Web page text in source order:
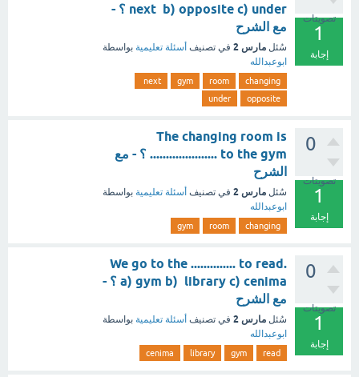
تصويتات
1
إجابة
next b) opposite c) under ؟ -
مع الشرح
سُئل مارس 2 في تصنيف أسئلة تعليمية بواسطة
ابوعبدالله
changing
room
gym
next
opposite
under
0
تصويتات
1
إجابة
The changing room is
..................... to the gym ؟ - مع
الشرح
سُئل مارس 2 في تصنيف أسئلة تعليمية بواسطة
ابوعبدالله
changing
room
gym
0
تصويتات
1
إجابة
We go to the .............. to read.
a) gym b) library c) cenima ؟ -
مع الشرح
سُئل مارس 2 في تصنيف أسئلة تعليمية بواسطة
ابوعبدالله
read
gym
library
cenima